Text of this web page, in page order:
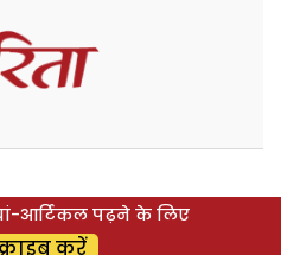
आर्टिकल पढ़ने के लिए
करें